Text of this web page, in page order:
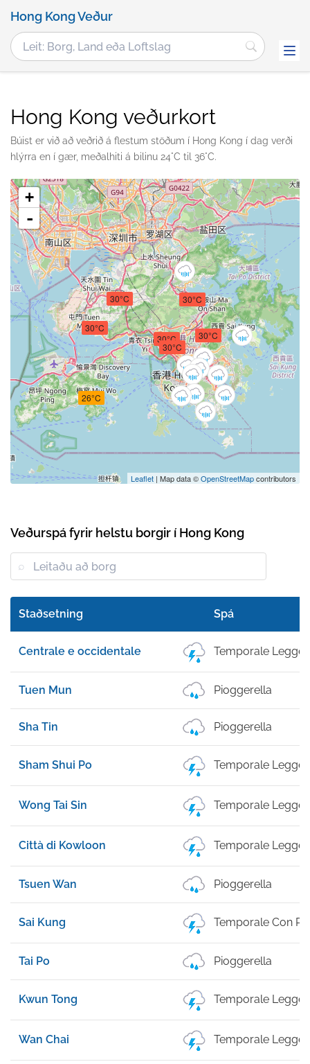
Hong Kong Veður
Hong Kong veðurkort
Búist er við að veðrið á flestum stöðum í Hong Kong í dag verði
hlýrra en í gær, meðalhiti á bilinu 24°C til 36°C.
30°C
30°C
30°C
30°C
30°C
26°C
30°C
+
-
Leaflet | Map data ©OpenStreetMapcontributors
Veðurspá fyrir helstu borgir í Hong Kong
Staðsetning Spá
Centrale e occidentale Temporale
Tuen Mun Pioggerella
Sha Tin Pioggerella
Sham Shui Po Temporale
Wong Tai Sin Temporale
Città di Kowloon Temporale
Tsuen Wan Pioggerella
Sai Kung Temporale Con
Tai Po Pioggerella
Kwun Tong Temporale
Wan Chai Temporale